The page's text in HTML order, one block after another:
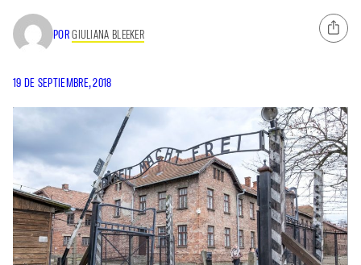
PORGIULIANA BLEEKER
19 DE SEPTIEMBRE, 2018